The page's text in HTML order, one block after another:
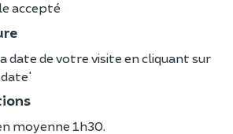
accepté
date de votre visite en cliquant sur
date'
moyenne 1h30.